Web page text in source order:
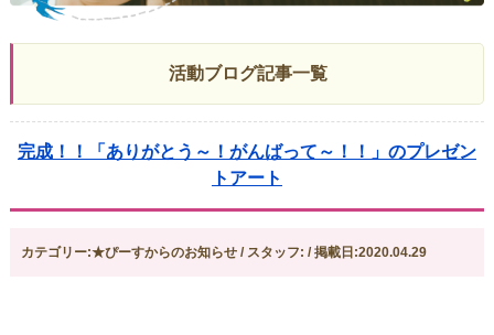
活動ブログ記事一覧
完成！！「ありがとう～！がんばって～！！」のプレゼン
トアート
カテゴリー:★ぴーすからのお知らせ / スタッフ: / 掲載日:2020.04.29